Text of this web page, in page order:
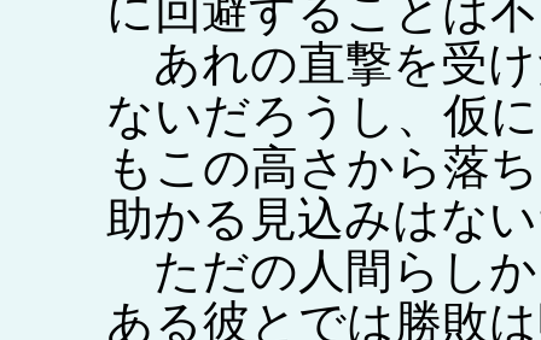
に回避することは
あれの直撃を受
ないだろうし、仮
もこの高さから落
助かる見込みはな
ただの人間らし
ある彼とでは勝敗